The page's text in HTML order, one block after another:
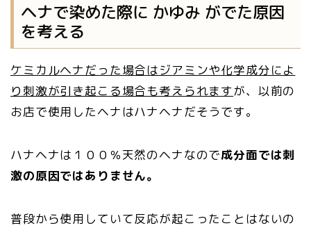
ヘナで染めた際に かゆみ がでた原因
を考える
ケミカルヘナだった場合はジアミンや化学成分によ
り刺激が引き起こる場合も考えられますが、以前の
お店で使用したヘナはハナヘナだそうです。
ハナヘナは１００％天然のヘナなので成分面では刺
激の原因ではありません。
普段から使用していて反応が起こったことはないの